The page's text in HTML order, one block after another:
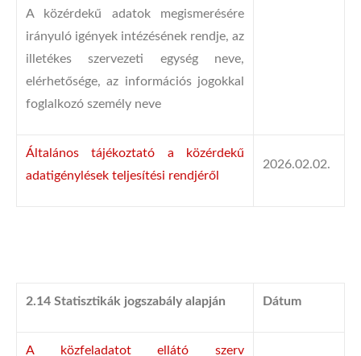
A közérdekű adatok megismerésére
irányuló igények intézésének rendje, az
illetékes szervezeti egység neve,
elérhetősége, az információs jogokkal
foglalkozó személy neve
Általános tájékoztató a közérdekű
adatigénylések teljesítési rendjéről
2026.02.02.
2.14 Statisztikák jogszabály alapján Dátum
A közfeladatot ellátó szerv